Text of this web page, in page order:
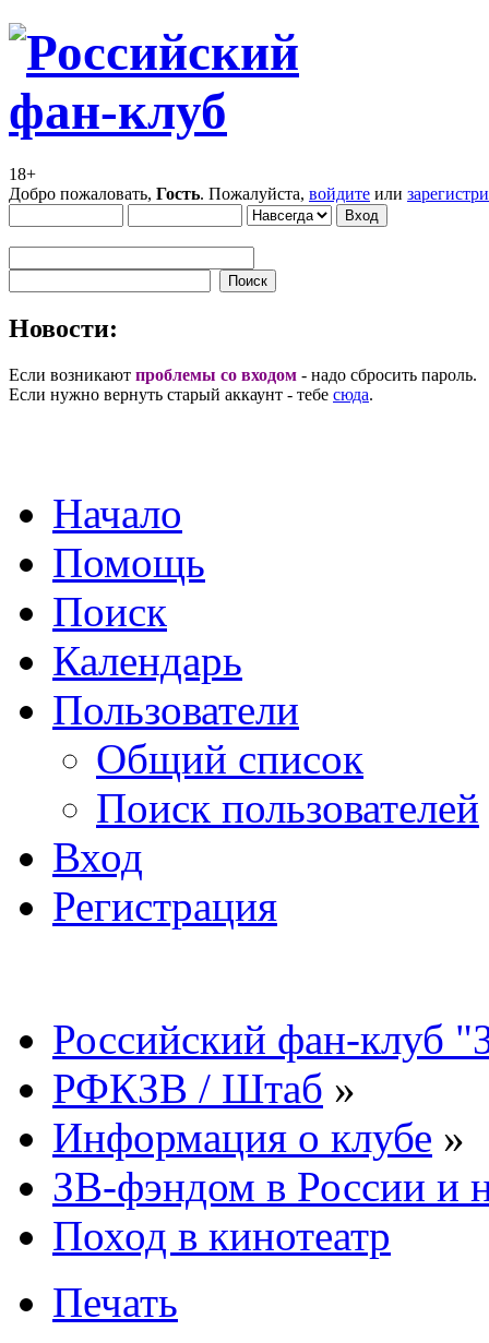
18+
Добро пожаловать, Гость. Пожалуйста, войдите или
Новости:
Если возникают проблемы со входом - надо сбросить пароль.
Если нужно вернуть старый аккаунт - тебе сюда.
Начало
Помощь
Поиск
Календарь
Пользователи
Общий список
Поиск пользователей
Вход
Регистрация
Российский фан-клуб
РФКЗВ / Штаб »
Информация о клубе »
ЗВ-фэндом в России и
Поход в кинотеатр
Печать